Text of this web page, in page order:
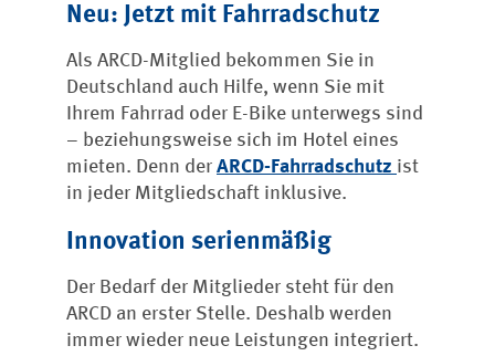
Neu: Jetzt mit Fahrradschutz
Als ARCD-Mitglied bekommen Sie in
Deutschland auch Hilfe, wenn Sie mit
Ihrem Fahrrad oder E-Bike unterwegs sind
– beziehungsweise sich im Hotel eines
mieten. Denn der ARCD-Fahrradschutz ist
in jeder Mitgliedschaft inklusive.
Innovation serienmäßig
Der Bedarf der Mitglieder steht für den
ARCD an erster Stelle. Deshalb werden
immer wieder neue Leistungen integriert.